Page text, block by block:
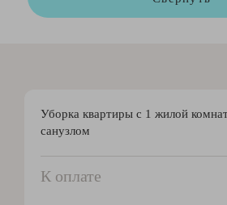
Уборка квартиры с 1 жилой
санузлом
К оплате